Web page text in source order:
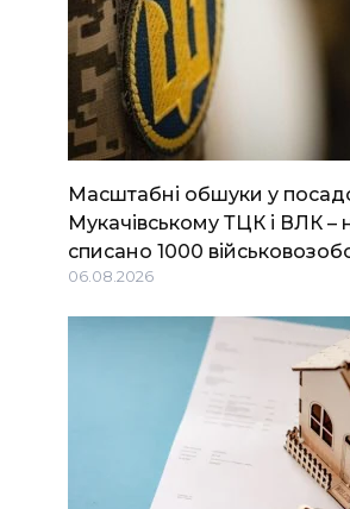
Масштабні обшуки у
Мукачівському ТЦК і ВЛК –
списано 1000
06.08.2026